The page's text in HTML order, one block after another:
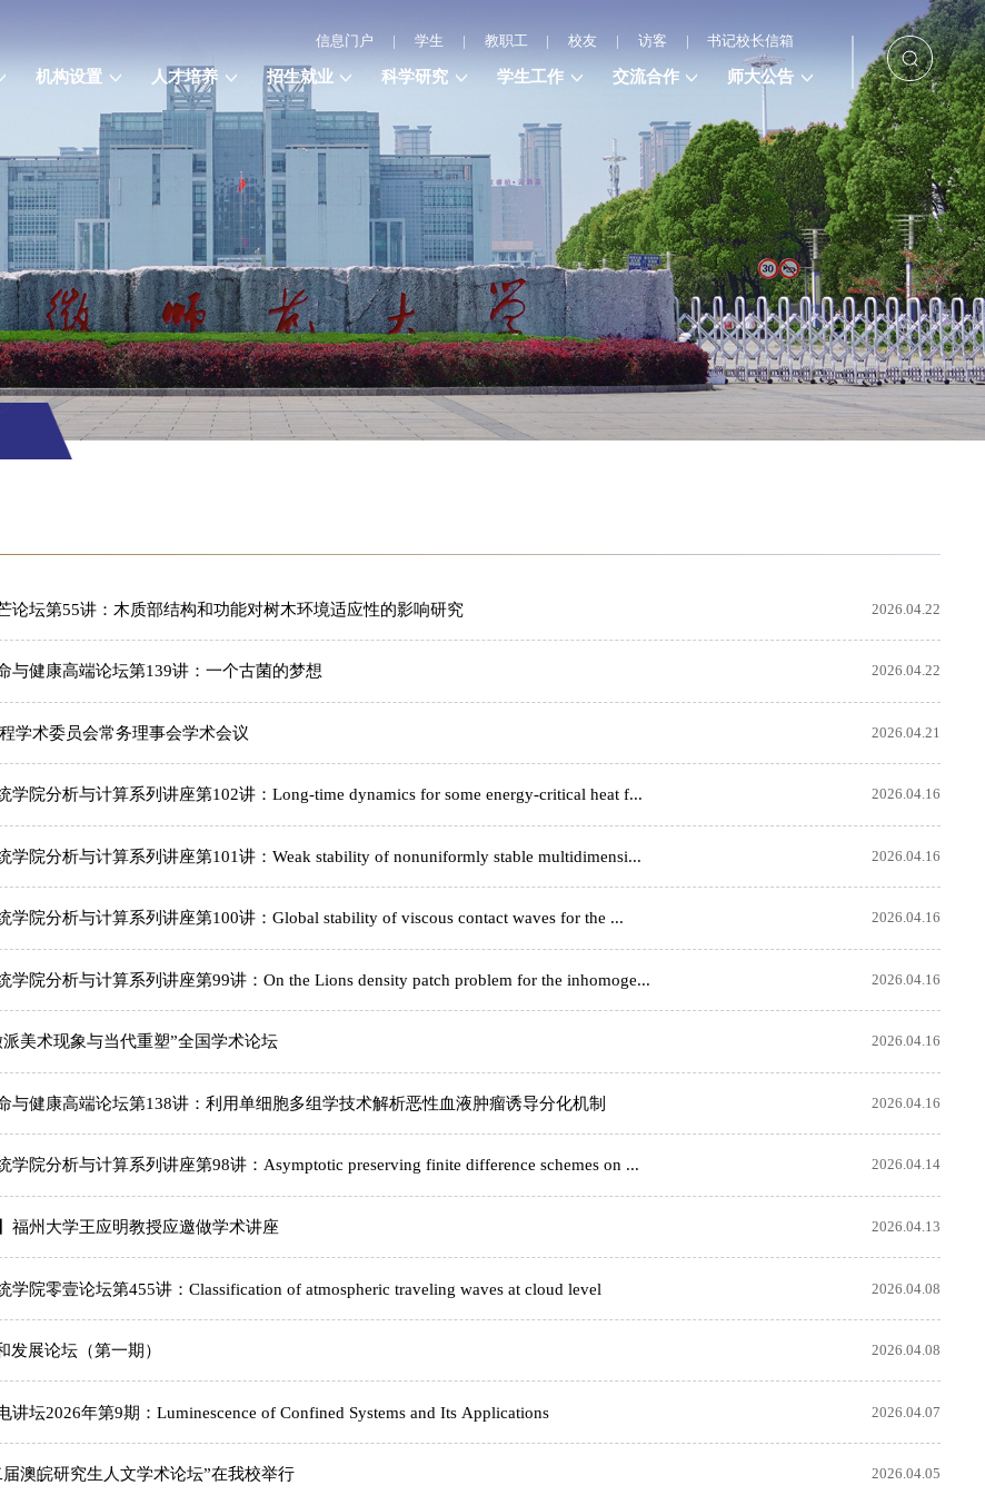
信息门户 | 学生 | 教职工 | 校友 | 访客 | 书记校长信箱
机构设置 人才培养 招生就业 科学研究 学生工作 交流合作 师大公告
论坛第55讲：木质部结构和功能对树木环境适应性的影响研究 2026.04.22
与健康高端论坛第139讲：一个古菌的梦想 2026.04.22
学术委员会常务理事会学术会议 2026.04.21
学院分析与计算系列讲座第102讲：Long-time dynamics for some energy-critical heat f... 2026.04.16
学院分析与计算系列讲座第101讲：Weak stability of nonuniformly stable multidimensi... 2026.04.16
学院分析与计算系列讲座第100讲：Global stability of viscous contact waves for the ... 2026.04.16
学院分析与计算系列讲座第99讲：On the Lions density patch problem for the inhomoge... 2026.04.16
派美术现象与当代重塑”全国学术论坛 2026.04.16
与健康高端论坛第138讲：利用单细胞多组学技术解析恶性血液肿瘤诱导分化机制 2026.04.16
学院分析与计算系列讲座第98讲：Asymptotic preserving finite difference schemes on ... 2026.04.14
福州大学王应明教授应邀做学术讲座 2026.04.13
学院零壹论坛第455讲：Classification of atmospheric traveling waves at cloud level 2026.04.08
发展论坛（第一期） 2026.04.08
讲坛2026年第9期：Luminescence of Confined Systems and Its Applications 2026.04.07
澳皖研究生人文学术论坛”在我校举行 2026.04.05